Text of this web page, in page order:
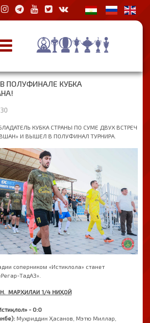
ПОЛУФИНАЛЕ КУБКА
КУБКА СТРАНЫ ПО СУМЕ ДВУХ ВСТРЕЧ
И ВЫШЕЛ В ПОЛУФИНАЛ ТУРНИРА.
соперником «Истиклола» станет
ТадАЗ».
МАРҲИЛАИ 1/4 НИҲОӢ
- 0:0
Муҳриддин Ҳасанов, Мэтю Миллар,